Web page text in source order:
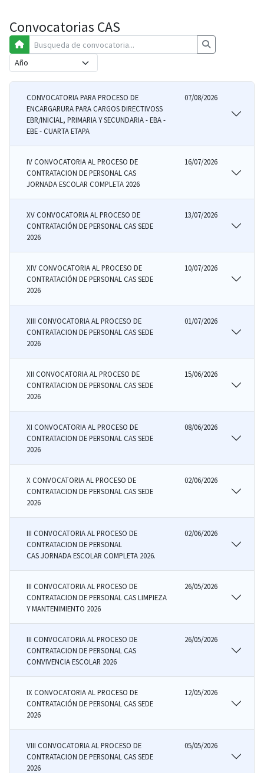
Convocatorias CAS
CONVOCATORIA PARA PROCESO DE
ENCARGARURA PARA CARGOS DIRECTIVOSS
EBR/INICIAL, PRIMARIA Y SECUNDARIA - EBA -
EBE - CUARTA ETAPA
07/08/2026
IV CONVOCATORIA AL PROCESO DE
CONTRATACION DE PERSONAL CAS
JORNADA ESCOLAR COMPLETA 2026
16/07/2026
XV CONVOCATORIA AL PROCESO DE
CONTRATACIÓN DE PERSONAL CAS SEDE
2026
13/07/2026
XIV CONVOCATORIA AL PROCESO DE
CONTRATACIÓN DE PERSONAL CAS SEDE
2026
10/07/2026
XIII CONVOCATORIA AL PROCESO DE
CONTRATACION DE PERSONAL CAS SEDE
2026
01/07/2026
XII CONVOCATORIA AL PROCESO DE
CONTRATACION DE PERSONAL CAS SEDE
2026
15/06/2026
XI CONVOCATORIA AL PROCESO DE
CONTRATACION DE PERSONAL CAS SEDE
2026
08/06/2026
X CONVOCATORIA AL PROCESO DE
CONTRATACION DE PERSONAL CAS SEDE
2026
02/06/2026
III CONVOCATORIA AL PROCESO DE
CONTRATACION DE PERSONAL
CAS JORNADA ESCOLAR COMPLETA 2026.
02/06/2026
III CONVOCATORIA AL PROCESO DE
CONTRATACION DE PERSONAL CAS LIMPIEZA
Y MANTENIMIENTO 2026
26/05/2026
III CONVOCATORIA AL PROCESO DE
CONTRATACION DE PERSONAL CAS
CONVIVENCIA ESCOLAR 2026
26/05/2026
IX CONVOCATORIA AL PROCESO DE
CONTRATACIÓN DE PERSONAL CAS SEDE
2026
12/05/2026
VIII CONVOCATORIA AL PROCESO DE
CONTRATACION DE PERSONAL CAS SEDE
2026
05/05/2026